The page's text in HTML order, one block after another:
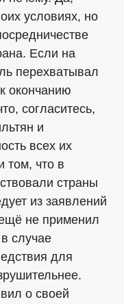
условиях, но
Если на
перехватывал
окончанию
согласитесь,
и
всех их
том, что в
страны
из заявлений
не применил
случае
для
о своей